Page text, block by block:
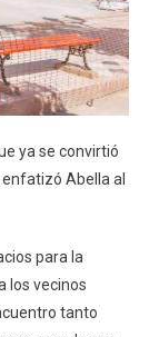
ya se convirtió
Abella al
para la
los vecinos
tanto